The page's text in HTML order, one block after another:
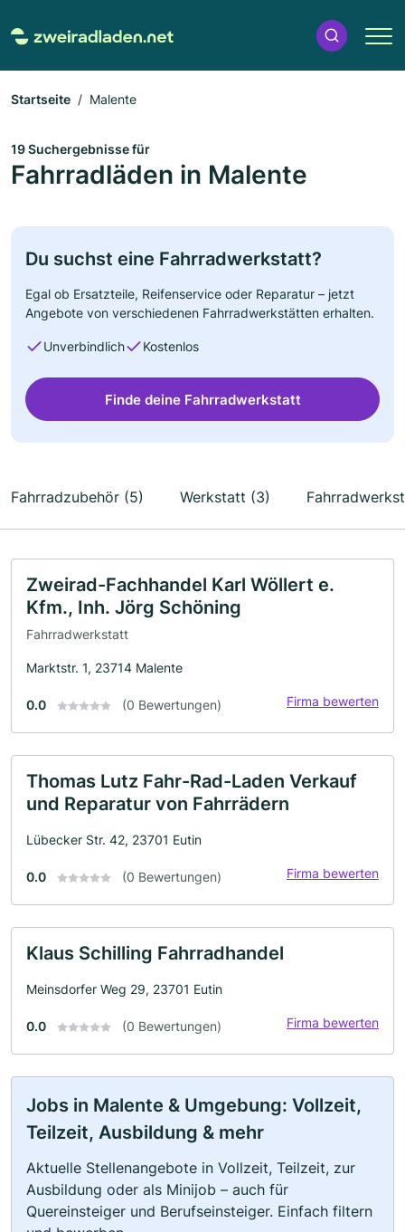
Startseite Malente
19 Suchergebnisse für
Fahrradläden in Malente
Du suchst eine Fahrradwerkstatt?
Egal ob Ersatzteile, Reifenservice oder Reparatur – jetzt
Angebote von verschiedenen Fahrradwerkstätten erhalten.
Unverbindlich Kostenlos
Finde deine Fahrradwerkstatt
Fahrradzubehör (5) Werkstatt (3)
Zweirad-Fachhandel Karl Wöllert e.
Kfm., Inh. Jörg Schöning
Fahrradwerkstatt
Marktstr. 1, 23714 Malente
0.0 (0 Bewertungen) Firma bewerten
Thomas Lutz Fahr-Rad-Laden Verkauf
und Reparatur von Fahrrädern
Lübecker Str. 42, 23701 Eutin
0.0 (0 Bewertungen) Firma bewerten
Klaus Schilling Fahrradhandel
Meinsdorfer Weg 29, 23701 Eutin
0.0 (0 Bewertungen) Firma bewerten
Jobs in Malente & Umgebung: Vollzeit,
Teilzeit, Ausbildung & mehr
Aktuelle Stellenangebote in Vollzeit, Teilzeit, zur
Ausbildung oder als Minijob – auch für
Quereinsteiger und Berufseinsteiger. Einfach filtern